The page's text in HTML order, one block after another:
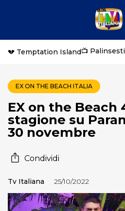
💔 Temptation Island📺
EX ON THE BEACH ITALIA
EX on the Beach
stagione su
30 novembre
Condividi
Tv Italiana 25/10/2022